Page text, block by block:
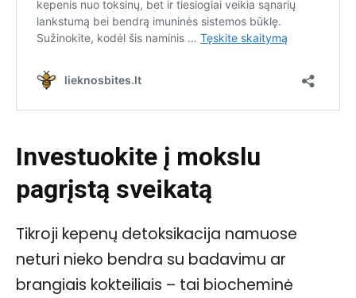
Investuokite į mokslu
pagrįstą sveikatą
Tikroji kepenų detoksikacija namuose
neturi nieko bendra su badavimu ar
brangiais kokteiliais – tai biocheminė